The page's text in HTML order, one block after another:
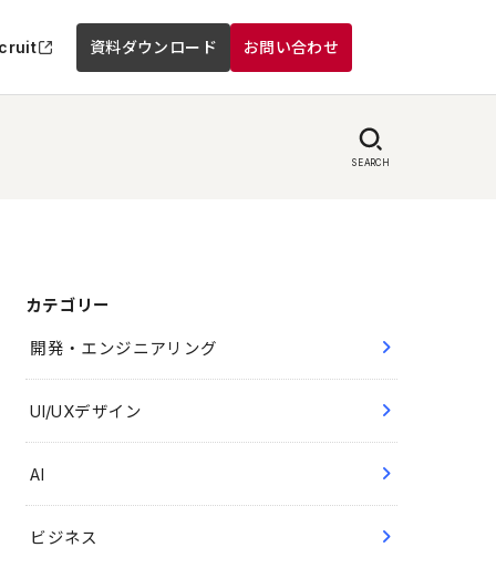
資料ダウンロード お問い合わせ
SEARCH
カテゴリー
開発・エンジニアリング
UI/UXデザイン
AI
ビジネス